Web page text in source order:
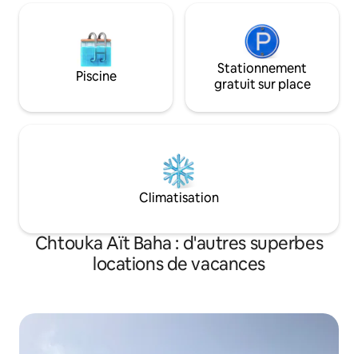
Piscine
Stationnement
gratuit sur place
Climatisation
Chtouka Aït Baha : d'autres superbes
locations de vacances